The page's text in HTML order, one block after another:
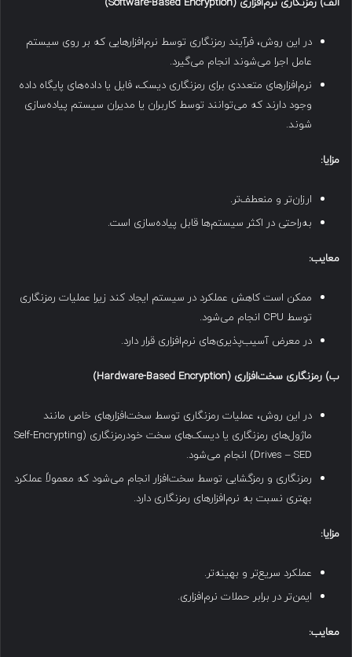
در این روش، فرآیند رمزنگاری توسط نرم‌افزارهایی که بر روی سیستم
عامل اجرا می‌شوند انجام می‌گیرد.
نرم‌افزارهای متعددی برای رمزنگاری دیسک، فایل یا داده‌های پایگاه داده
وجود دارند که می‌توانند توسط کاربران یا مدیران سیستم پیاده‌سازی
شوند.
مزایا:
ارزان‌تر و منعطف‌تر.
به‌راحتی در اکثر سیستم‌ها قابل پیاده‌سازی است.
معایب:
ممکن است کاهش عملکرد در سیستم ایجاد کند زیرا عملیات رمزنگاری
توسط CPU انجام می‌شود.
در معرض آسیب‌پذیری‌های نرم‌افزاری قرار دارد.
ب) رمزنگاری سخت‌افزاری (Hardware-Based Encryption)
در این روش، عملیات رمزنگاری توسط سخت‌افزارهای خاص مانند
ماژول‌های رمزنگاری یا دیسک‌های سخت خودرمزنگاری (Self-Encrypting
Drives – SED) انجام می‌شود.
رمزنگاری و رمزگشایی توسط سخت‌افزار انجام می‌شود که معمولاً عملکرد
بهتری نسبت به نرم‌افزارهای رمزنگاری دارد.
مزایا:
عملکرد سریع‌تر و بهینه‌تر.
ایمن‌تر در برابر حملات نرم‌افزاری.
معایب: